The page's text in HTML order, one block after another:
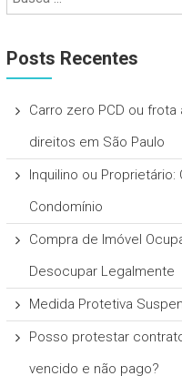
Posts Recentes
Carro zero PCD ou
direitos em São Paulo
Inquilino ou
Condomínio
Compra de Imóvel
Desocupar Legalmente
Medida Protetiva
Posso protestar
vencido e não pago?